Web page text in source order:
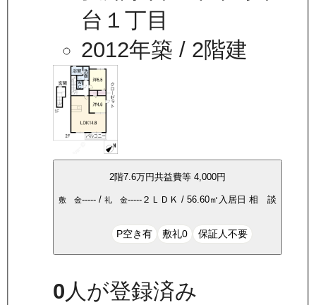
台１丁目
2012年築 / 2階建
2階7.6万円共益費等4,000円
敷 金----- /礼 金----- ２ＬＤＫ /56.60㎡ 入居日相 談
P空き有 敷礼0 保証人不要
0人が登録済み